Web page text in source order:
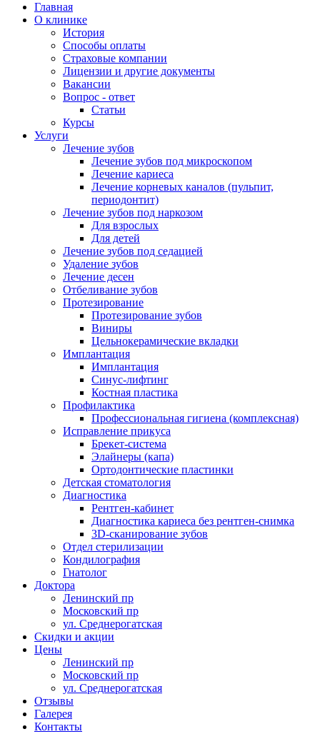
Главная
О клинике
История
Способы оплаты
Страховые компании
Лицензии и другие документы
Вакансии
Вопрос - ответ
Статьи
Курсы
Услуги
Лечение зубов
Лечение зубов под микроскопом
Лечение кариеса
Лечение корневых каналов (пульпит,
периодонтит)
Лечение зубов под наркозом
Для взрослых
Для детей
Лечение зубов под седацией
Удаление зубов
Лечение десен
Отбеливание зубов
Протезирование
Протезирование зубов
Виниры
Цельнокерамические вкладки
Имплантация
Имплантация
Синус-лифтинг
Костная пластика
Профилактика
Профессиональная гигиена (комплексная)
Исправление прикуса
Брекет-система
Элайнеры (капа)
Ортодонтические пластинки
Детская стоматология
Диагностика
Рентген-кабинет
Диагностика кариеса без рентген-снимка
3D-сканирование зубов
Отдел стерилизации
Кондилография
Гнатолог
Доктора
Ленинский пр
Московский пр
ул. Среднерогатская
Скидки и акции
Цены
Ленинский пр
Московский пр
ул. Среднерогатская
Отзывы
Галерея
Контакты